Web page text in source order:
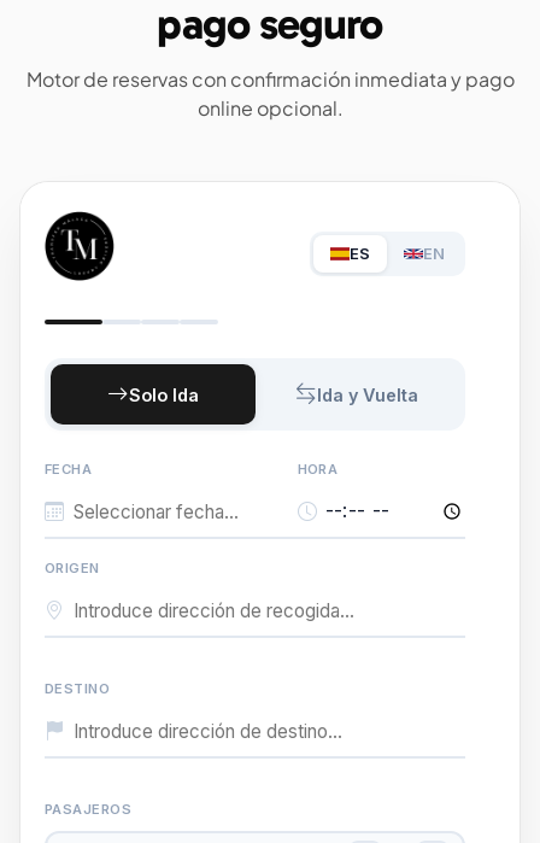
pago seguro
Motor de reservas con confirmación inmediata y pago
online opcional.